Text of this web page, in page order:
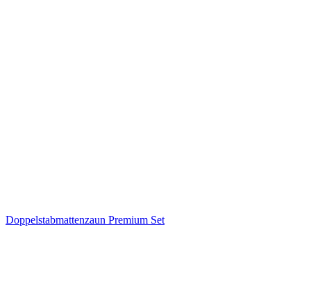
Doppelstabmattenzaun Premium Set